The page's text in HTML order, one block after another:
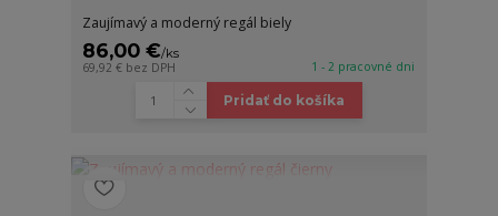
Zaujímavý a moderný regál biely
86,00 €/ks
69,92 € bez DPH 1 - 2 pracovné dni
Pridať do košíka